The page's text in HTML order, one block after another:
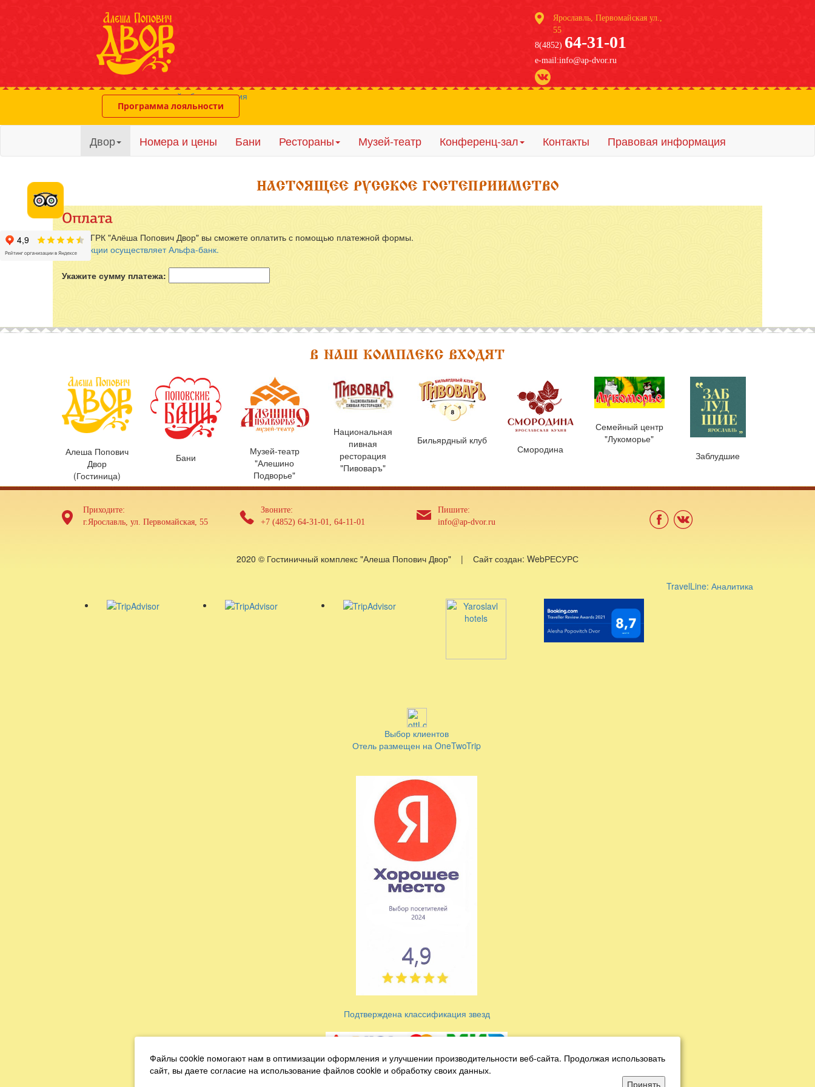
Ярославль, Первомайская ул.,
55
8(4852) 64-31-01
e-mail:info@ap-dvor.ru
система онлайн-бронирования
Программа лояльности
Расположение отеля: центр города, напротив Кремля
Интерактивный музей с представлением, бесплатно для проживающих в отеле
Двор Номера и цены Бани Рестораны Музей-театр Конференц-зал Контакты Правовая информация
Услуги ГРК "Алёша Попович Двор" вы сможете оплатить с помощью платежной формы.
Транзакции осуществляет Альфа-банк.
Укажите сумму платежа:
Алеша Попович
Двор
(Гостиница)
Бани
Музей-театр
"Алешино
Подворье"
Национальная
пивная
ресторация
"Пивоваръ"
Бильярдный клуб
Смородина
Семейный центр
"Лукоморье"
Заблудшие
Приходите:
г.Ярославль, ул. Первомайская, 55
Звоните:
+7 (4852) 64-31-01, 64-11-01
Пишите:
info@ap-dvor.ru
2020 © Гостиничный комплекс "Алеша Попович Двор" | Сайт создан: WebРЕСУРС
TravelLine: Аналитика
Выбор клиентов
Отель размещен на OneTwoTrip
Подтверждена классификация звезд
Условиия оплаты и возврата
Файлы cookie помогают нам в оптимизации оформления и улучшении производительности веб-сайта. Продолжая использовать
сайт, вы даете согласие на использование файлов cookie и обработку своих данных.
Принять